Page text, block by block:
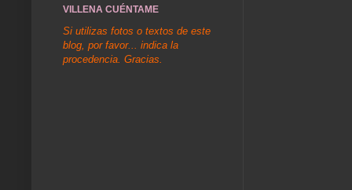
VILLENA CUÉNTAME
Si utilizas fotos o textos de este
blog, por favor... indica la
procedencia. Gracias.